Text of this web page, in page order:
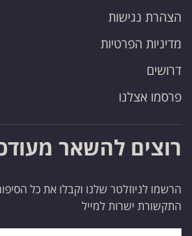
הצהרת נגישות
מדיניות הפרטיות
דרושים
פרסמו אצלנו
רוצים להשאר
הרשמו לניוזלטר שלנו וקבלו את כל
התקשורת ישרות למייל